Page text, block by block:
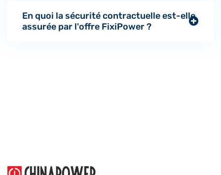
En quoi la sécurité contractuelle est-elle
assurée par l'offre FixiPower ?